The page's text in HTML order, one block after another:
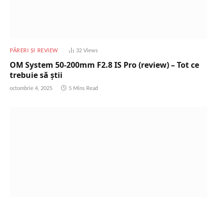
PĂRERI ȘI REVIEW 32 Views
OM System 50-200mm F2.8 IS Pro (review) – Tot ce
trebuie să știi
octombrie 4, 2025 5 Mins Read